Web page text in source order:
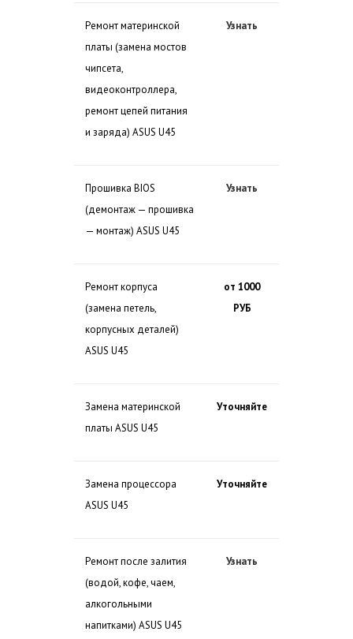
Ремонт материнской
платы (замена мостов
чипсета,
видеоконтроллера,
ремонт цепей питания
и заряда) ASUS U45
Узнать
Прошивка BIOS
(демонтаж — прошивка
— монтаж) ASUS U45
Узнать
Ремонт корпуса
(замена петель,
корпусных деталей)
ASUS U45
от 1000
РУБ
Замена материнской
платы ASUS U45
Уточняйте
Замена процессора
ASUS U45
Уточняйте
Ремонт после залития
(водой, кофе, чаем,
алкогольными
напитками) ASUS U45
Узнать